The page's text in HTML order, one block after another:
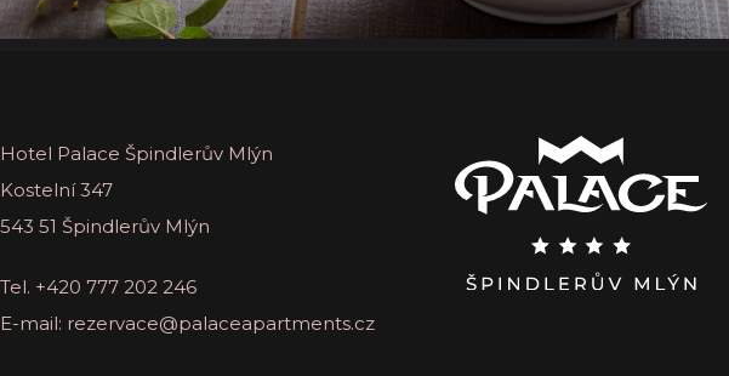
Hotel Palace Špindlerův Mlýn
Kostelní 347
543 51 Špindlerův Mlýn
Tel. +420 777 202 246
E-mail: rezervace@palaceapartments.cz